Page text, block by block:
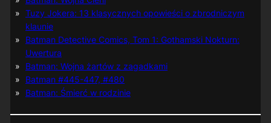
Tuzy Jokera: 13 klasycznych opowieści o zbrodniczym
klaunie
Batman Detective Comics, Tom 1: Gothamski Nokturn:
Uwertura
Batman: Wojna żartów z zagadkami
Batman #445-447, #480
Batman: Śmierć w rodzinie